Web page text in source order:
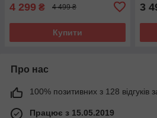
4 299 ₴ 4 499 ₴
Купити
3
Про нас
100% позитивних з 128 відгуків
Працює з 15.05.2019